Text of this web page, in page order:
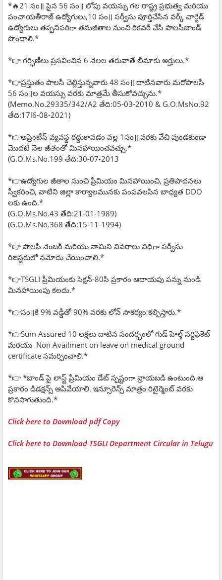
*🔥21 సం॥ పైన 56 సం॥ లోపు వయస్సు గల రాష్ట్ర ప్రభుత్వ మరియు
పంచాయతీరాజ్ ఉద్యోగులు,10 సం॥ సర్వీసు పూర్తిచేసిన వర్క్ చార్టెడ్
ఉద్యోగులు తప్పనిసరిగా తమజీతాల నుంచి రికవరీ చేసి పాలసీబాండ్
పొందాలి.*
*👉 గర్భిణీలు ప్రసవించిన 6 నెలల తరువాతే భీమాకు అర్హులు.*
*👉ప్రస్తుతం పాలసీ చెల్లిస్తున్నవారు 48 సం॥ దాటినవారు మరోపాలసీ
56 సం॥ల వయస్సు వరకు మాత్రమే తీసుకోవచ్చును.*
(Memo.No.29335/342/A2 తేది:05-03-2010 & G.O.MsNo.92
తేది:17l6-08-2021)
*👉అప్రెంటీస్ వ్యవస్థ రద్దుకావడం వల్ల 1సం॥ వరకు వేచి వుండకుండా
మొదటి నెల జీతంతో మినహాయించవచ్చు.*
(G.O.Ms.No.199 తేది:30-07-2013
*👉ఉద్యోగుల జీతాల నుంచి ప్రీమియం మినహాయించి, ప్రతిపాదనలు
స్వీకరించి, వాటిని జిల్లా కార్యాలమునకు పంపవలసిన బాధ్యత DDO
లకు ఉంది.*
(G.O.Ms.No.43 తేది:21-01-1989)
(G.O.Ms.No.368 తేది:15-11-1994)
*👉 పాలసీ నెంబర్ మరియు నామిని వివరాలు విధిగా సర్వీసు
రిజిస్టరులో నమోదు చేయించాలి.*
*👉TSGLI ప్రీమియంకు సెక్షన్-80సి ప్రకారం ఆదాయపు పన్ను నుండి
మినహాయింపు కలదు.*
*👉సం॥కి 9% వడ్డీతో 90% వరకు లోన్ సౌకర్యం కల్పిస్తారు.*
*👉Sum Assured 10 లక్షలు దాటిన సందర్భంలో గుడ్ హెల్త్ సర్టిఫికెట్
మరియు Non Availment on leave on medical ground
certificate సమర్పించాలి.*
*👉 *బాండ్ పై లాస్ట్ ప్రీమియం డేట్ స్పష్టంగా వ్రాయబడి ఉంటుంది.ఆ
ప్రకారం డిడక్షన్స్ ఆపివేయాలి. ఇన్సూరెన్స్ మాత్రం రిటైర్మెంట్ వరకు
కొనసాగుతుంది.*
Click here to Download pdf Copy
Click here to Download TSGLI Department Circular in Telugu